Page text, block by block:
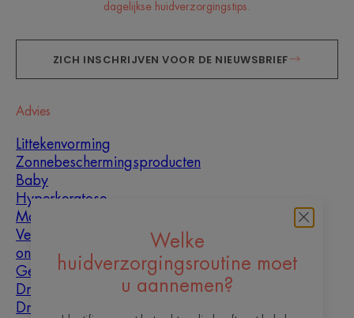
Welke
huidverzorgingsroutine moet
u aannemen?
dagelijkse huidverzorgingstips.
ZICH INSCHRIJVEN VOOR DE NIEUWSBRIEF
Advies
Littekenvorming
Zonnebeschermingsproducten
Baby
Hyperkeratose
Mannen
Vette huid met
oneffenheden
Gemengde huid
Droge huid
Droogheid en